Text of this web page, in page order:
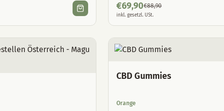
€69,90€88,90
inkl. gesetzl. USt.
CBD Gummies
Orange